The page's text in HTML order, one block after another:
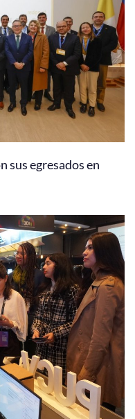
sus egresados en